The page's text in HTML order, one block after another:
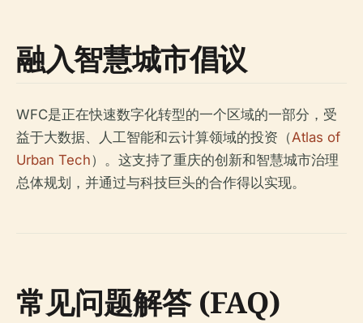
融入智慧城市倡议
WFC是正在快速数字化转型的一个区域的一部分，受
益于大数据、人工智能和云计算领域的投资（Atlas of
Urban Tech）。这支持了重庆的创新和智慧城市治理
总体规划，并通过与科技巨头的合作得以实现。
常见问题解答 (FAQ)